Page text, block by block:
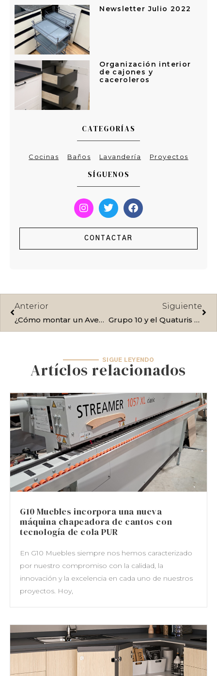
Newsletter Julio 2022
Organización interior
de cajones y
caceroleros
CATEGORÍAS
Cocinas Baños Lavandería Proyectos
SÍGUENOS
I
n
t
a
g
T
w
t
t
e
F
a
o
CONTACTAR
Ant
Anterior
¿Cómo montar un Aventos HK-S?
Siguiente
Grupo 10 y el Quaturis 75 de Grass
SIGUE LEYENDO
Artíclos relacionados
G10 Muebles incorpora una nueva
máquina chapeadora de cantos con
tecnología de cola PUR
En G10 Muebles siempre nos hemos caracterizado
por nuestro compromiso con la calidad, la
innovación y la excelencia en cada uno de nuestros
proyectos. Hoy,